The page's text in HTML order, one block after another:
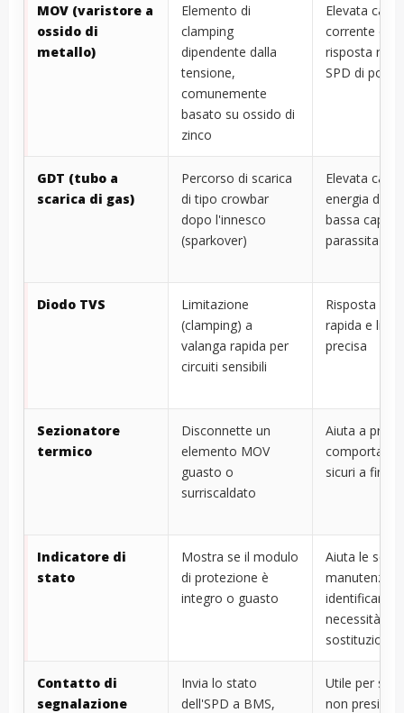
MOV (varistore a
ossido di
metallo)
Elemento di
clamping
dipendente dalla
tensione,
comunemente
basato su ossido di
zinco
Elevata
corrente di
risposta
SPD di
GDT (tubo a
scarica di gas)
Percorso di scarica
di tipo crowbar
dopo l'innesco
(sparkover)
Elevata
energia di
bassa
parassita
Diodo TVS
Limitazione
(clamping) a
valanga rapida per
circuiti sensibili
Risposta
rapida e
precisa
Sezionatore
termico
Disconnette un
elemento MOV
guasto o
surriscaldato
Aiuta a
sicuri a fine
Indicatore di
stato
Mostra se il modulo
di protezione è
integro o guasto
Aiuta le
identificare la
necessità di
sostituzione
Contatto di
segnalazione
Invia lo stato
dell'SPD a BMS,
Utile per siti
non presidiati